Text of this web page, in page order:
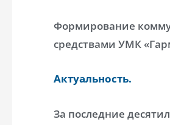
Формирование
средствами УМК
Актуальность.
За последние